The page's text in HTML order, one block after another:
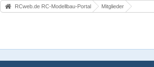
RCweb.de RC-Modellbau-Portal Mitglieder